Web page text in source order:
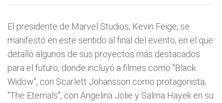
El presidente de Marvel Studios, Kevin Feige, se
manifestó en este sentido al final del evento, en el que
detalló algunos de sus proyectos más destacados
para el futuro, donde incluyó a filmes como "Black
Widow", con Scarlett Johansson como protagonista;
"The Eternals", con Angelina Jolie y Salma Hayek en su